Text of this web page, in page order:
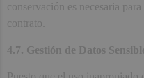
conservación es necesaria
contrato.
4.7. Gestión de Datos